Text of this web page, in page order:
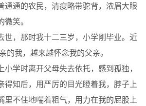
通的农民，清瘦略带驼背，浓眉大眼
微笑。
，那时我十二三岁，小学刚毕业。近
的我，越来越怀念我的父亲。
学时离开父母失去依托，感到孤独，
得知后，用严厉的目光瞪着我，脖子上
里不住地喘着粗气，用力在我的屁股上